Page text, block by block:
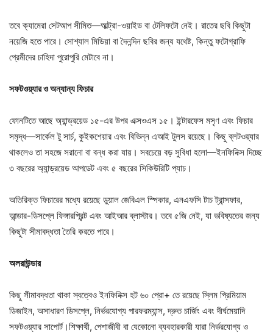
তবে ক্যামেরা সেটআপ সীমিত—আল্ট্রা-ওয়াইড বা টেলিফটো নেই। রাতের ছবি কিছুটা
নয়েজি হতে পারে। সোশ্যাল মিডিয়া বা দৈনন্দিন ছবির জন্য যথেষ্ট, কিন্তু ফটোগ্রাফি
প্রেমীদের চাহিদা পুরোপুরি মেটাবে না।
সফটওয়্যার ও অন্যান্য ফিচার
ফোনটিতে আছে অ্যান্ড্রয়েড ১৫-এর উপর এক্সওএস ১৫। ইন্টারফেস মসৃণ এবং ফিচার
সমৃদ্ধ—সার্কেল টু সার্চ, কুইকশেয়ার এবং বিভিন্ন এআই টুলস রয়েছে। কিছু ব্লটওয়্যার
থাকলেও তা সহজে সরানো বা বন্ধ করা যায়। সবচেয়ে বড় সুবিধা হলো—ইনফিনিক্স দিচ্ছে
৩ বছরের অ্যান্ড্রয়েড আপডেট এবং ৫ বছরের সিকিউরিটি প্যাচ।
অতিরিক্ত ফিচারের মধ্যে রয়েছে ডুয়াল জেবিএল স্পিকার, এনএফসি টাচ ট্রান্সফার,
আন্ডার-ডিসপ্লে ফিঙ্গারপ্রিন্ট এবং আইআর ব্লাস্টার। তবে ৫জি নেই, যা ভবিষ্যতের জন্য
কিছুটা সীমাবদ্ধতা তৈরি করতে পারে।
অলরাউন্ডার
কিছু সীমাবদ্ধতা থাকা স্বত্বেও ইনফিনিক্স হট ৬০ প্রো+ তে রয়েছে স্লিম প্রিমিয়াম
ডিজাইন, অসাধারণ ডিসপ্লে, নির্ভরযোগ্য পারফরম্যান্স, দ্রুত চার্জিং এবং দীর্ঘমেয়াদি
সফটওয়্যার সাপোর্ট।শিক্ষার্থী, পেশাজীবী বা যেকোনো ব্যবহারকারী যারা নির্ভরযোগ্য ও